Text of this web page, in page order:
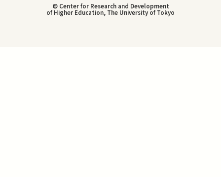
© Center for Research and Development
of Higher Education, The University of Tokyo